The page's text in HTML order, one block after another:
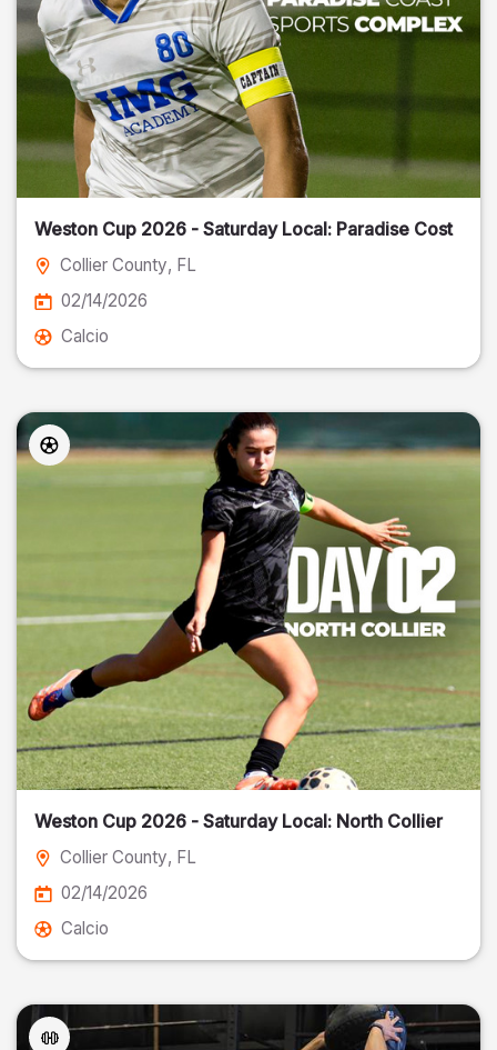
Weston Cup 2026 - Saturday Local: Paradise Cost
Collier County, FL
02/14/2026
Calcio
Weston Cup 2026 - Saturday Local: North Collier
Collier County, FL
02/14/2026
Calcio